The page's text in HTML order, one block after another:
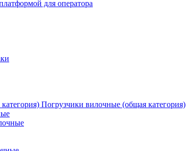
для оператора
Погрузчики вилочные (общая категория)